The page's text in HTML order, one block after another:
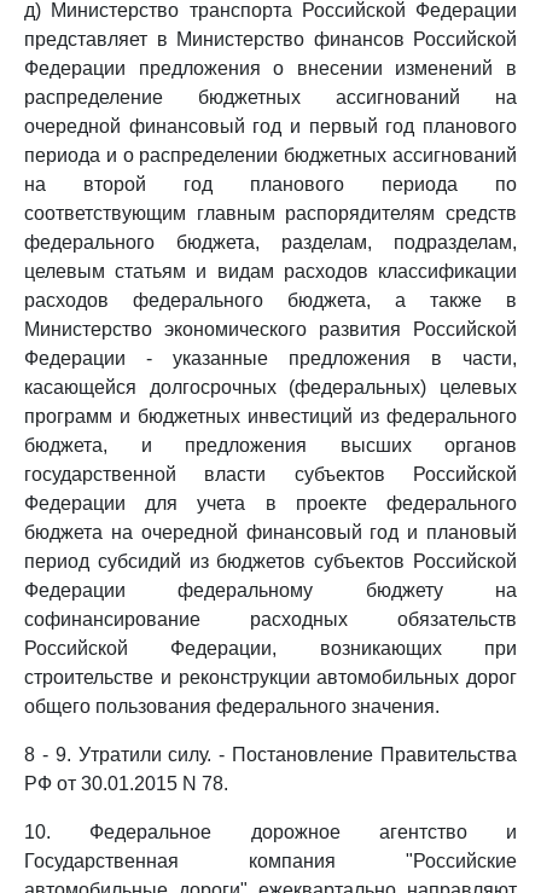
д) Министерство транспорта Российской Федерации
представляет в Министерство финансов Российской
Федерации предложения о внесении изменений в
распределение бюджетных ассигнований на
очередной финансовый год и первый год планового
периода и о распределении бюджетных ассигнований
на второй год планового периода по
соответствующим главным распорядителям средств
федерального бюджета, разделам, подразделам,
целевым статьям и видам расходов классификации
расходов федерального бюджета, а также в
Министерство экономического развития Российской
Федерации - указанные предложения в части,
касающейся долгосрочных (федеральных) целевых
программ и бюджетных инвестиций из федерального
бюджета, и предложения высших органов
государственной власти субъектов Российской
Федерации для учета в проекте федерального
бюджета на очередной финансовый год и плановый
период субсидий из бюджетов субъектов Российской
Федерации федеральному бюджету на
софинансирование расходных обязательств
Российской Федерации, возникающих при
строительстве и реконструкции автомобильных дорог
общего пользования федерального значения.
8 - 9. Утратили силу. - Постановление Правительства
РФ от 30.01.2015 N 78.
10. Федеральное дорожное агентство и
Государственная компания "Российские